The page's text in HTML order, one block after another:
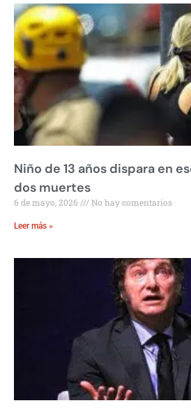
Niño de 13 años dispara en
dos muertes
6 de mayo, 2026 No hay comentarios
Leer más »